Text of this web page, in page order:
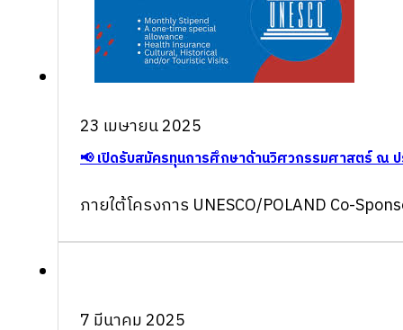
23 เมษายน 2025
📢 เปิดรับสมัครทุนการศึกษาด้านวิศวกรรมศาสตร์ ณ ป
ภายใต้โครงการ UNESCO/POLAND Co-
7 มีนาคม 2025